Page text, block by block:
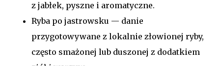
z jabłek, pyszne i aromatyczne.
Ryba po jastrowsku — danie
przygotowywane z lokalnie złowionej ryby,
często smażonej lub duszonej z dodatkiem